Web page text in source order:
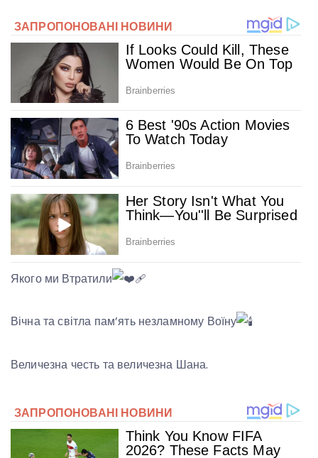
Якого ми Втратили
Вічна та світла пам’ять незламному Воїну
Величезна честь та величезна Шана.